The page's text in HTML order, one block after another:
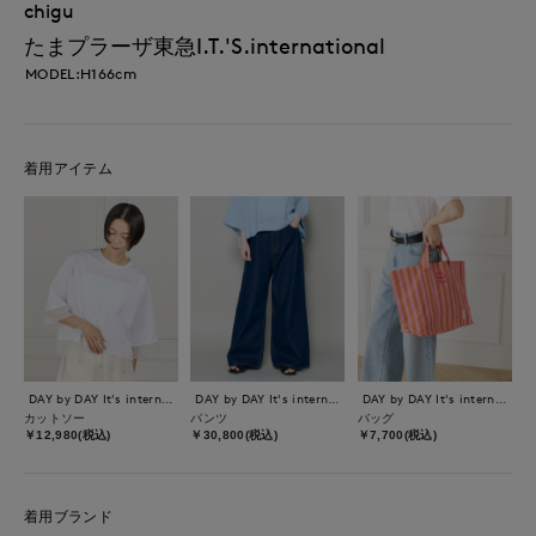
chigu
たまプラーザ東急I.T.'S.international
MODEL:H166cm
着用アイテム
カットソー
￥12,980(税込)
パンツ
￥30,800(税込)
バッグ
￥7,700(税込)
着用ブランド